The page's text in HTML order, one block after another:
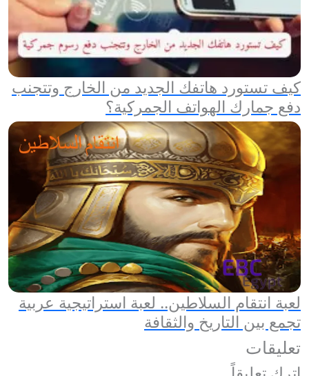
كيف تستورد هاتفك الجديد من الخارج وتتجنب
دفع جمارك الهواتف الجمركية؟
لعبة انتقام السلاطين.. لعبة استراتيجية عربية
تجمع بين التاريخ والثقافة
تعليقات